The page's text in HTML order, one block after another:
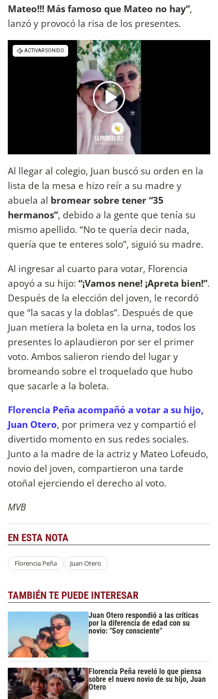
Mateo!!! Más famoso que Mateo no hay”,
lanzó y provocó la risa de los presentes.
Al llegar al colegio, Juan buscó su orden en la
lista de la mesa e hizo reír a su madre y
abuela al bromear sobre tener “35
hermanos”, debido a la gente que tenía su
mismo apellido. “No te quería decir nada,
quería que te enteres solo”, siguió su madre.
Al ingresar al cuarto para votar, Florencia
apoyó a su hijo: “¡Vamos nene! ¡Apreta bien!”.
Después de la elección del joven, le recordó
que “la sacas y la doblas”. Después de que
Juan metiera la boleta en la urna, todos los
presentes lo aplaudieron por ser el primer
voto. Ambos salieron riendo del lugar y
bromeando sobre el troquelado que hubo
que sacarle a la boleta.
Florencia Peña acompañó a votar a su hijo,
Juan Otero, por primera vez y compartió el
divertido momento en sus redes sociales.
Junto a la madre de la actriz y Mateo Lofeudo,
novio del joven, compartieron una tarde
otoñal ejerciendo el derecho al voto.
MVB
EN ESTA NOTA
Florencia Peña Juan Otero
TAMBIÉN TE PUEDE INTERESAR
Juan Otero respondió a las críticas
por la diferencia de edad con su
novio: "Soy consciente"
Florencia Peña reveló lo que piensa
sobre el nuevo novio de su hijo, Juan
Otero